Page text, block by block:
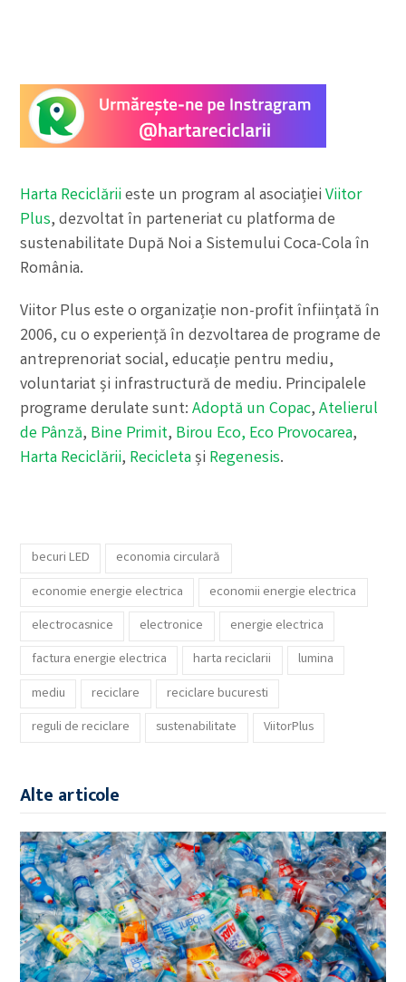
Harta Reciclăriieste un program al asociațieiViitor
Plus, dezvoltat în parteneriat cu platforma de
sustenabilitate După Noi a Sistemului Coca-Cola în
România.
Viitor Plus este o organizație non-profit înființată în
2006, cu o experiență în dezvoltarea de programe de
antreprenoriat social, educație pentru mediu,
voluntariat și infrastructură de mediu. Principalele
programe derulate sunt:Adoptă un Copac,Atelierul
de Pânză, Bine Primit, Birou Eco, Eco Provocarea,
Harta Reciclării, Recicletași Regenesis.
becuri LED
economia circulară
economie energie electrica
economii energie electrica
electrocasnice
electronice
energie electrica
factura energie electrica
harta reciclarii
lumina
mediu
reciclare
reciclare bucuresti
reguli de reciclare
sustenabilitate ViitorPlus
Alte articole